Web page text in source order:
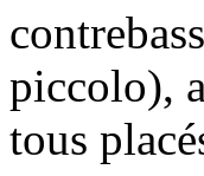
piccolo),
tous